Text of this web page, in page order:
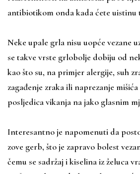
antibiotikom onda kada ćete uistinu
Neke upale grla nisu uopće vezane
se takve vrste grlobolje dobiju od
kao što su, na primjer alergije, suh
zagađenje zraka ili naprezanje
posljedica vikanja na jako glasnim
Interesantno je napomenuti da
zove gerb, što je zapravo bolest
čemu se sadržaj i kiselina iz želuca